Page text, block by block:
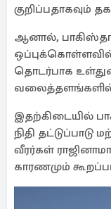
குறிப்பதாகவும்
ஆனால்,
தொடர்பாக
வலைத்தளங்களில்
இதற்கிடையில்
நிதி
வீரர்கள்
காரணமும்